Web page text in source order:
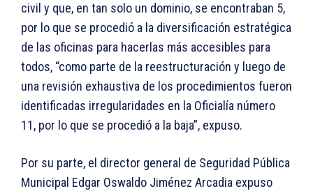
civil y que, en tan solo un dominio, se encontraban 5,
por lo que se procedió a la diversificación estratégica
de las oficinas para hacerlas más accesibles para
todos, “como parte de la reestructuración y luego de
una revisión exhaustiva de los procedimientos fueron
identificadas irregularidades en la Oficialía número
11, por lo que se procedió a la baja”, expuso.
Por su parte, el director general de Seguridad Pública
Municipal Edgar Oswaldo Jiménez Arcadia expuso